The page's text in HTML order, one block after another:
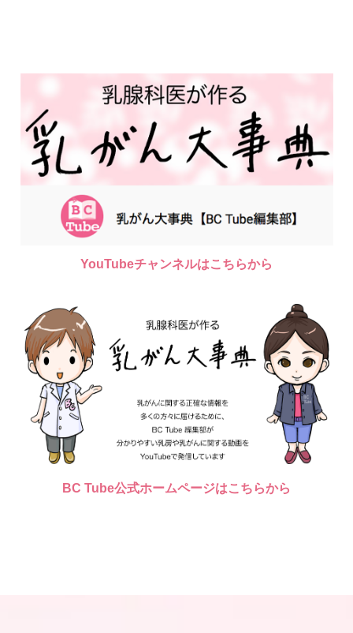
YouTubeチャンネルはこちらから
BC Tube公式ホームページはこちらから